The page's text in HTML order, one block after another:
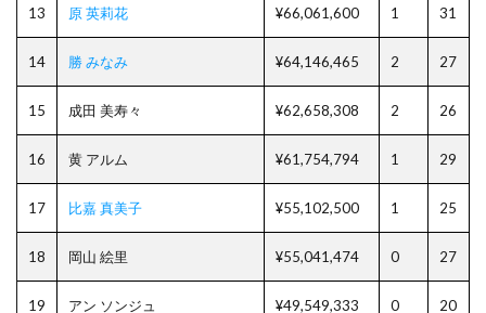
13 原 英莉花 ¥66,061,600 1 31
14 勝 みなみ ¥64,146,465 2 27
15 成田 美寿々 ¥62,658,308 2 26
16 黄 アルム ¥61,754,794 1 29
17 比嘉 真美子 ¥55,102,500 1 25
18 岡山 絵里 ¥55,041,474 0 27
19 アン ソンジュ ¥49,549,333 0 20